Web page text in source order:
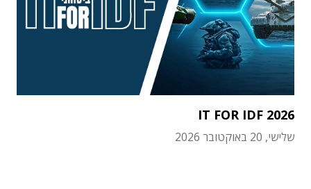
IT FOR IDF 2026
שלישי, 20 באוקטובר 2026